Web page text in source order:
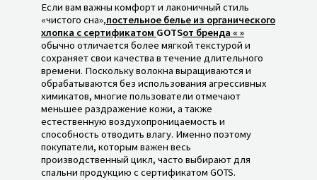
Если вам важны комфорт и лаконичный стиль
«чистого сна»,постельное белье из органического
хлопка с сертификатом GOTSот бренда « »
обычно отличается более мягкой текстурой и
сохраняет свои качества в течение длительного
времени. Поскольку волокна выращиваются и
обрабатываются без использования агрессивных
химикатов, многие пользователи отмечают
меньшее раздражение кожи, а также
естественную воздухопроницаемость и
способность отводить влагу. Именно поэтому
покупатели, которым важен весь
производственный цикл, часто выбирают для
спальни продукцию с сертификатом GOTS.